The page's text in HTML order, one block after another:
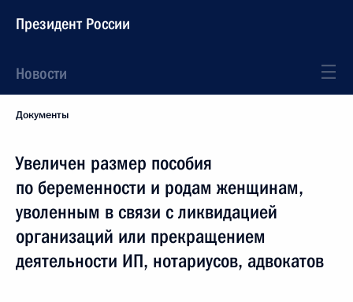
Президент России
Новости
Документы
Увеличен размер пособия
по беременности и родам женщинам,
уволенным в связи с ликвидацией
организаций или прекращением
деятельности ИП, нотариусов, адвокатов